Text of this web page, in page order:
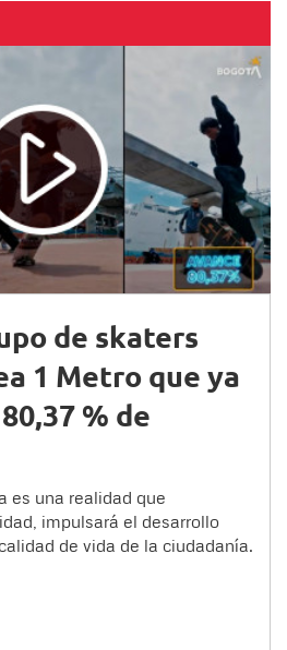
de skaters
1 Metro que ya
% de
es una realidad que
impulsará el desarrollo
de vida de la ciudadanía.